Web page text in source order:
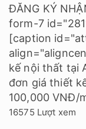
ĐĂNG KÝ
form-7
[caption
kế nội thất tại
đơn giá thiết
100,000 VNĐ/
16575 Lượt xem